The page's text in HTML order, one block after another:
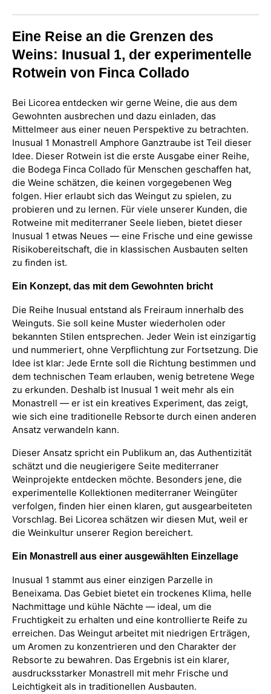
Eine Reise an die Grenzen des
Weins: Inusual 1, der experimentelle
Rotwein von Finca Collado
Bei Licorea entdecken wir gerne Weine, die aus dem
Gewohnten ausbrechen und dazu einladen, das
Mittelmeer aus einer neuen Perspektive zu betrachten.
Inusual 1 Monastrell Amphore Ganztraube ist Teil dieser
Idee. Dieser Rotwein ist die erste Ausgabe einer Reihe,
die Bodega Finca Collado für Menschen geschaffen hat,
die Weine schätzen, die keinen vorgegebenen Weg
folgen. Hier erlaubt sich das Weingut zu spielen, zu
probieren und zu lernen. Für viele unserer Kunden, die
Rotweine mit mediterraner Seele lieben, bietet dieser
Inusual 1 etwas Neues — eine Frische und eine gewisse
Risikobereitschaft, die in klassischen Ausbauten selten
zu finden ist.
Ein Konzept, das mit dem Gewohnten bricht
Die Reihe Inusual entstand als Freiraum innerhalb des
Weinguts. Sie soll keine Muster wiederholen oder
bekannten Stilen entsprechen. Jeder Wein ist einzigartig
und nummeriert, ohne Verpflichtung zur Fortsetzung. Die
Idee ist klar: Jede Ernte soll die Richtung bestimmen und
dem technischen Team erlauben, wenig betretene Wege
zu erkunden. Deshalb ist Inusual 1 weit mehr als ein
Monastrell — er ist ein kreatives Experiment, das zeigt,
wie sich eine traditionelle Rebsorte durch einen anderen
Ansatz verwandeln kann.
Dieser Ansatz spricht ein Publikum an, das Authentizität
schätzt und die neugierigere Seite mediterraner
Weinprojekte entdecken möchte. Besonders jene, die
experimentelle Kollektionen mediterraner Weingüter
verfolgen, finden hier einen klaren, gut ausgearbeiteten
Vorschlag. Bei Licorea schätzen wir diesen Mut, weil er
die Weinkultur unserer Region bereichert.
Ein Monastrell aus einer ausgewählten Einzellage
Inusual 1 stammt aus einer einzigen Parzelle in
Beneixama. Das Gebiet bietet ein trockenes Klima, helle
Nachmittage und kühle Nächte — ideal, um die
Fruchtigkeit zu erhalten und eine kontrollierte Reife zu
erreichen. Das Weingut arbeitet mit niedrigen Erträgen,
um Aromen zu konzentrieren und den Charakter der
Rebsorte zu bewahren. Das Ergebnis ist ein klarer,
ausdrucksstarker Monastrell mit mehr Frische und
Leichtigkeit als in traditionellen Ausbauten.